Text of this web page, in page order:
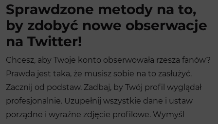
Sprawdzone metody na to,
by zdobyć nowe obserwacje
na Twitter!
Chcesz, aby Twoje konto obserwowała rzesza fanów?
Prawda jest taka, że musisz sobie na to zasłużyć.
Zacznij od podstaw. Zadbaj, by Twój profil wyglądał
profesjonalnie. Uzupełnij wszystkie dane i ustaw
porządne i wyraźne zdjęcie profilowe. Wymyśl